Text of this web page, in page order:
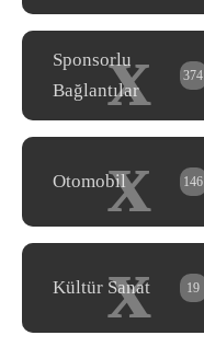
x
Sponsorlu
Bağlantılar
374
x
Otomobil 146
x
Kültür Sanat 19